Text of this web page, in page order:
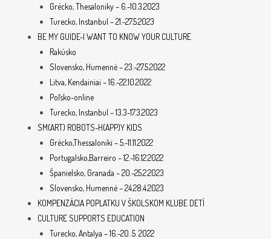
Grécko, Thesaloniky – 6.-10.3.2023
Turecko, Instanbul – 21.-27.5.2023
BE MY GUIDE-I WANT TO KNOW YOUR CULTURE
Rakúsko
Slovensko, Humenné – 23.-27.5.2022
Litva, Kendainiai – 16.-22.10.2022
Poľsko-online
Turecko, Instanbul – 13.3-17.3.2023
SM(ART) ROBOTS-H(APP)Y KIDS
Grécko,Thessaloniki – 5.-11.11.2022
Portugalsko,Barreiro – 12.-16.12.2022
Španielsko, Granada – 20.-25.2.2023
Slovensko, Humenné – 24.28.4.2023
KOMPENZÁCIA POPLATKU V ŠKOLSKOM KLUBE DETÍ
CULTURE SUPPORTS EDUCATION
Turecko, Antalya – 16.-20. 5. 2022